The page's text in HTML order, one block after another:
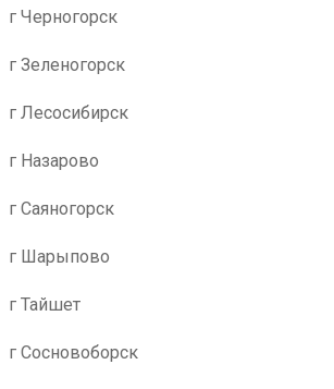
г Черногорск
г Зеленогорск
г Лесосибирск
г Назарово
г Саяногорск
г Шарыпово
г Тайшет
г Сосновоборск